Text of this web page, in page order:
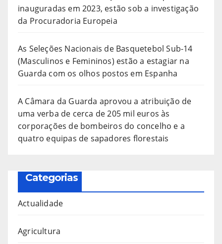
inauguradas em 2023, estão sob a investigação
da Procuradoria Europeia
As Seleções Nacionais de Basquetebol Sub-14
(Masculinos e Femininos) estão a estagiar na
Guarda com os olhos postos em Espanha
A Câmara da Guarda aprovou a atribuição de
uma verba de cerca de 205 mil euros às
corporações de bombeiros do concelho e a
quatro equipas de sapadores florestais
Categorias
Actualidade
Agricultura